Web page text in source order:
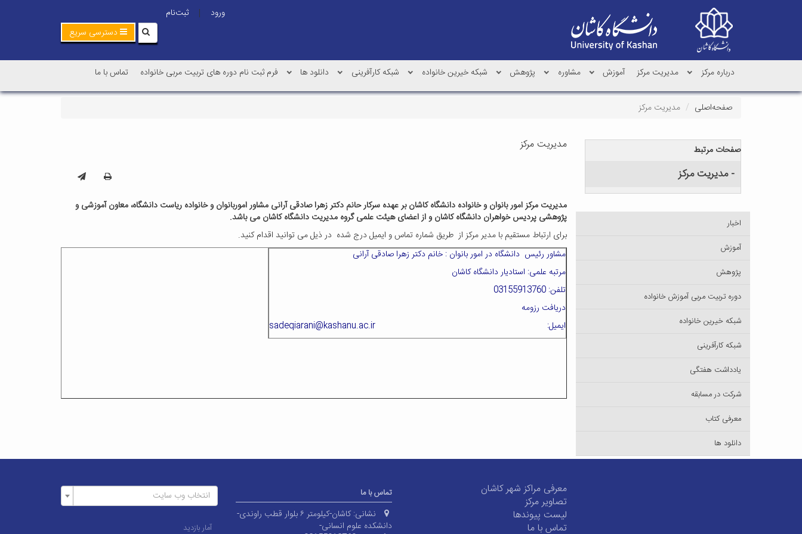
ورود |
ثبت‌نام
دسترسی سریع
درباره مرکز مدیریت مرکز آموزش مشاوره پژوهش شبکه خیرین خانواده شبکه کارآفرینی دانلود ها فرم ثبت نام دوره های تربیت مربی خانواده تماس با ما
صفحه‌اصلی مدیریت مرکز
مدیریت مرکز
مدیریت مرکز امور بانوان و خانواده دانشگاه کاشان بر عهده سرکار حانم دکتر زهرا صادقی آرانی مشاور اموربانوان و خانواده ریاست دانشگاه، معاون آموزشی و
پژوهشی پردیس خواهران دانشگاه کاشان و از اعضای هیئت علمی گروه مدیریت دانشگاه کاشان می باشد.
برای ارتباط مستقیم با مدیر مرکز از طریق شماره تماس و ایمیل درج شده در ذیل می توانید اقدام کنید.
مشاور رئیس دانشگاه در امور بانوان : خانم دکتر زهرا صادقی آرانی
مرتبه علمی: استادیار دانشگاه کاشان
تلفن: 03155913760
دریافت رزومه
ایمیل: sadeqiarani@kashanu.ac.ir
صفحات مرتبط
- مدیریت مرکز
اخبار
آموزش
پژوهش
دوره تربیت مربی آموزش خانواده
شبکه خیرین خانواده
شبکه کارآفرینی
یادداشت هفتگی
شرکت در مسابقه
معرفی کتاب
دانلود ها
معرفی مراکز شهر کاشان
تصاویر مرکز
لیست پیوند‌ها
تماس با ما
تماس با ما
نشانی:
کاشان-کیلومتر ۶ بلوار قطب راوندی-
دانشکده علوم انسانی-
انتخاب وب سایت
آمار بازدید